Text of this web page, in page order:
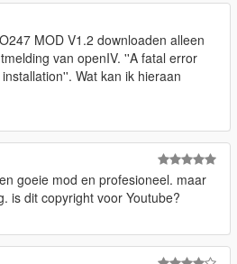
MOD V1.2 downloaden alleen
van openIV. ''A fatal error
Wat kan ik hieraan
goeie mod en profesioneel. maar
is dit copyright voor Youtube?